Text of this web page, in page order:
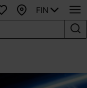
SuosikitKartta
FIN